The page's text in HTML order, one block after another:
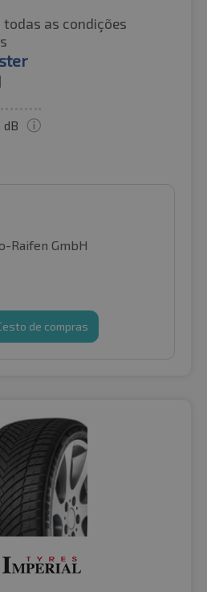
todas as condições
dB
Raifen GmbH
de compras